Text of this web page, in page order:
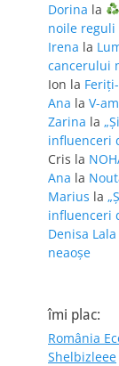
Dorina la
noile reguli
Irena la
cancerului
Ion la
Ana la V-
Zarina la
influenceri
Cris la
Ana la
Marius la
influenceri
Denisa Lala
neaoșe
îmi plac:
România
Shelbizleee